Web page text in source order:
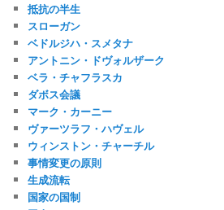
抵抗の半生
スローガン
ベドルジハ・スメタナ
アントニン・ドヴォルザーク
ベラ・チャフラスカ
ダボス会議
マーク・カーニー
ヴァーツラフ・ハヴェル
ウィンストン・チャーチル
事情変更の原則
生成流転
国家の国制